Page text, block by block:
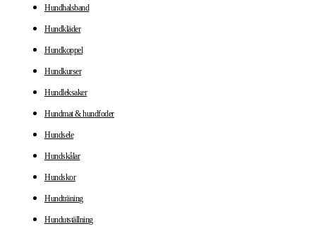
Hundhalsband
Hundkläder
Hundkoppel
Hundkurser
Hundleksaker
Hundmat & hundfoder
Hundsele
Hundskålar
Hundskor
Hundträning
Hundutställning